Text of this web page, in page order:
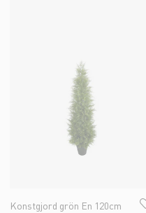
Konstgjord grön En 120cm